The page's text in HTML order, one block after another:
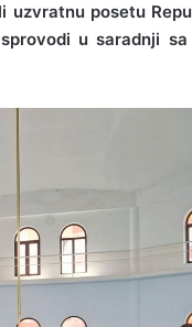
uzvratnu posetu
u saradnji